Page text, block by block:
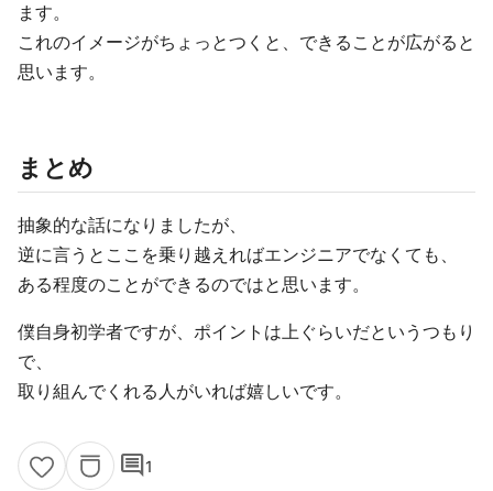
ます。
これのイメージがちょっとつくと、できることが広がると
思います。
まとめ
抽象的な話になりましたが、
逆に言うとここを乗り越えればエンジニアでなくても、
ある程度のことができるのではと思います。
僕自身初学者ですが、ポイントは上ぐらいだというつもり
で、
取り組んでくれる人がいれば嬉しいです。
comment1